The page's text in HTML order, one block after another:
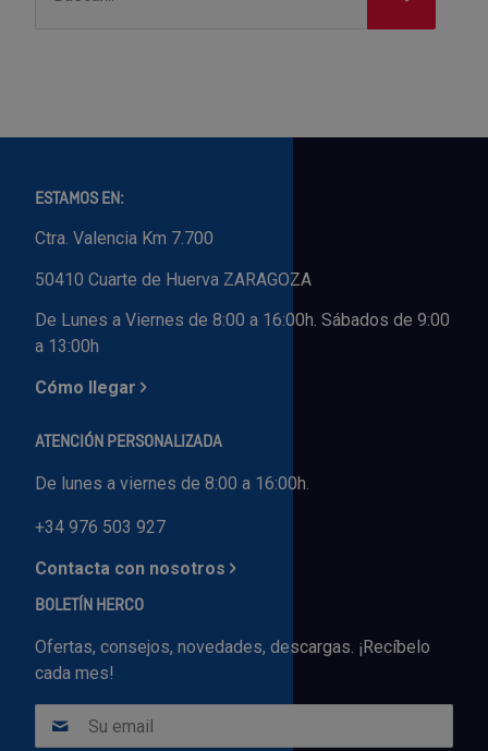
ESTAMOS EN:
Ctra. Valencia Km 7.700
50410 Cuarte de Huerva ZARAGOZA
De Lunes a Viernes de 8:00 a 16:00h. Sábados de 9:00
a 13:00h
Cómo llegar
ATENCIÓN PERSONALIZADA
De lunes a viernes de 8:00 a 16:00h.
+34 976 503 927
Contacta con nosotros
BOLETÍN HERCO
Ofertas, consejos, novedades, descargas. ¡Recíbelo
cada mes!